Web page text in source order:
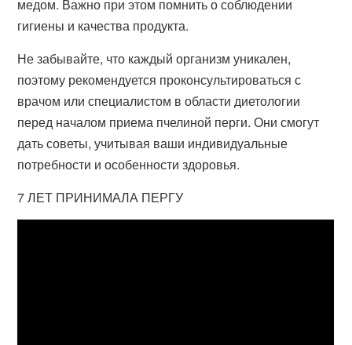
медом. Важно при этом помнить о соблюдении
гигиены и качества продукта.
Не забывайте, что каждый организм уникален,
поэтому рекомендуется проконсультироваться с
врачом или специалистом в области диетологии
перед началом приема пчелиной перги. Они смогут
дать советы, учитывая ваши индивидуальные
потребности и особенности здоровья.
7 ЛЕТ ПРИНИМАЛА ПЕРГУ